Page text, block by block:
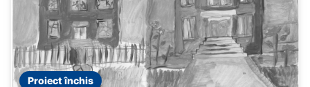
Proiect închis